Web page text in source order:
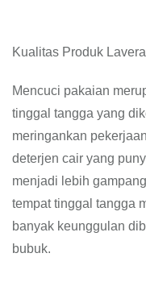
Kualitas Produk
Mencuci pakaian
tinggal tangga yang
meringankan
deterjen cair yang
menjadi lebih
tempat tinggal tangga
banyak keunggulan
bubuk.